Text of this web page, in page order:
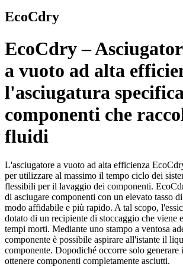
EcoCdry
EcoCdry –
a vuoto ad alta
l'asciugatura
componenti che
fluidi
L'asciugatore a vuoto ad alta efficienza
per utilizzare al massimo il tempo ciclo dei
flessibili per il lavaggio dei componenti.
di asciugare componenti con un elevato tasso
modo affidabile e più rapido. A tal scopo,
dotato di un recipiente di stoccaggio che viene
tempi morti. Mediante uno stampo a ventosa
componente è possibile aspirare all'istante il
componente. Dopodiché occorre solo
ottenere componenti completamente asciutti.